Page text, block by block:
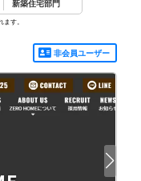
新築住宅部門
す。
非会員ユーザー